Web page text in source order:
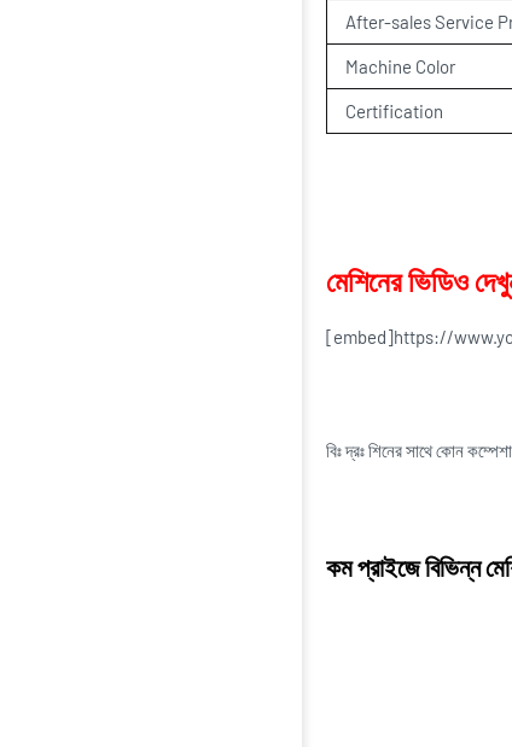
After-sales Service
Machine Color
Certification
মেশিনের ভিডিও
[embed]https://
বিঃ দ্রঃ শিনের সাথে কোন
কম প্রাইজে বিভিন্ন